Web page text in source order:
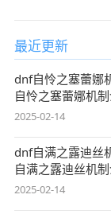
最近更新
dnf自怜之塞蕾娜
自怜之塞蕾娜机
2025-02-14
dnf自满之露迪丝
自满之露迪丝机
2025-02-14